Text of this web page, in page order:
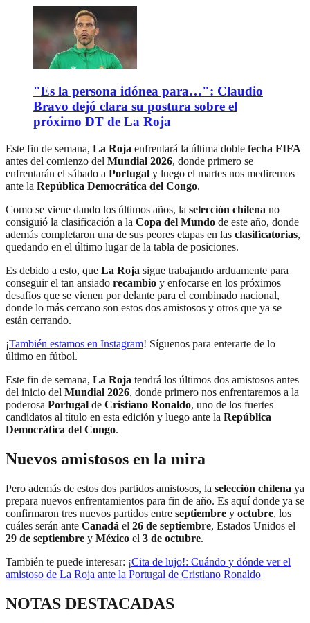
"Es la persona idónea para…": Claudio
Bravo dejó clara su postura sobre el
próximo DT de La Roja
Este fin de semana, La Roja enfrentará la última doble fecha FIFA
antes del comienzo del Mundial 2026, donde primero se
enfrentarán el sábado a Portugal y luego el martes nos mediremos
ante la República Democrática del Congo.
Como se viene dando los últimos años, la selección chilena no
consiguió la clasificación a la Copa del Mundo de este año, donde
además completaron una de sus peores etapas en las clasificatorias,
quedando en el último lugar de la tabla de posiciones.
Es debido a esto, que La Roja sigue trabajando arduamente para
conseguir el tan ansiado recambio y enfocarse en los próximos
desafíos que se vienen por delante para el combinado nacional,
donde lo más cercano son estos dos amistosos y otros que ya se
están cerrando.
¡También estamos en Instagram! Síguenos para enterarte de lo
último en fútbol.
Este fin de semana, La Roja tendrá los últimos dos amistosos antes
del inicio del Mundial 2026, donde primero nos enfrentaremos a la
poderosa Portugal de Cristiano Ronaldo, uno de los fuertes
candidatos al título en esta edición y luego ante la República
Democrática del Congo.
Nuevos amistosos en la mira
Pero además de estos dos partidos amistosos, la selección chilena ya
prepara nuevos enfrentamientos para fin de año. Es aquí donde ya se
confirmaron tres nuevos partidos entre septiembre y octubre, los
cuáles serán ante Canadá el 26 de septiembre, Estados Unidos el
29 de septiembre y México el 3 de octubre.
También te puede interesar: ¡Cita de lujo!: Cuándo y dónde ver el
amistoso de La Roja ante la Portugal de Cristiano Ronaldo
NOTAS DESTACADAS